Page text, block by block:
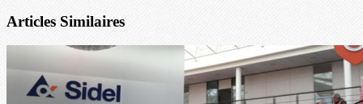
Articles Similaires